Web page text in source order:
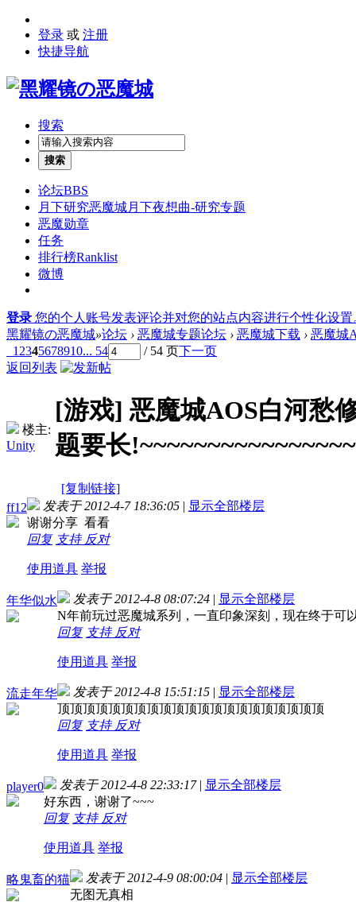
登录 或 注册
快捷导航
搜索
搜索
论坛BBS
月下研究恶魔城月下夜想曲-研究专题
恶魔勋章
任务
排行榜Ranklist
微博
登录 您的个人账号发表评论并对您的站点内容进行个性化设置
黑耀镜の恶魔城»论坛 › 恶魔城专题论坛 › 恶魔城下载 › 恶魔城
1 2345678910... 54 / 54 页下一页
返回列表
楼主:
Unity
[游戏] 恶魔城AOS白河愁
题要长
[复制链接]
ff12
发表于 2012-4-7 18:36:05 | 显示全部楼层
谢谢分享 看看
回复 支持 反对
使用道具 举报
年华似水 发表于 2012-4-8 08:07:24 | 显示全部楼层
N年前玩过恶魔城系列，一直印象深刻，现在终于可
回复 支持 反对
使用道具 举报
流走年华 发表于 2012-4-8 15:51:15 | 显示全部楼层
顶顶顶顶顶顶顶顶顶顶顶顶顶顶顶顶顶顶顶顶顶
回复 支持 反对
使用道具 举报
player0 发表于 2012-4-8 22:33:17 | 显示全部楼层
好东西，谢谢了~~~
回复 支持 反对
使用道具 举报
略鬼畜的猫 发表于 2012-4-9 08:00:04 | 显示全部楼层
无图无真相